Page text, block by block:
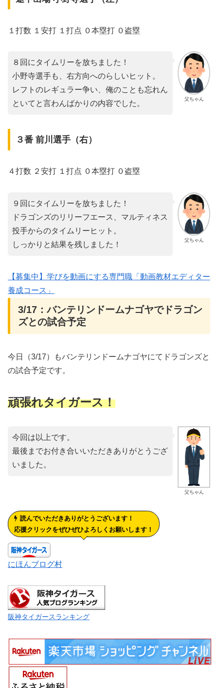
１打数 １安打 １打点 ０本塁打 ０盗塁
父ちゃん
８回にタイムリーを放ちました！
小野寺選手も、右方向へのらしいヒット。
レフトのレギュラー争い、俺のことも忘れん
といてと言わんばかりの内容でした。
３番 前川選手（右）
４打数 ２安打 １打点 ０本塁打 ０盗塁
父ちゃん
９回にタイムリーを放ちました！
ドラゴンズのリリーフエース、マルティネス
投手からのタイムリーヒット。
しっかりと結果を残しました！
【募集中】学びを動画にする専門職「動画教材エディター
養成コース」
3/17：バンテリンドームナゴヤでドラゴン
ズとの試合予定
今日（3/17）もバンテリンドームナゴヤにてドラゴンズと
の試合予定です。
頑張れタイガース！
父ちゃん
今回は以上です。
最後までお付き合いいただきありがとうござ
いました。
読んでいただきありがとうございます！
応援クリックをぜひぜひよろしくお願いします！
にほんブログ村
阪神タイガースランキング